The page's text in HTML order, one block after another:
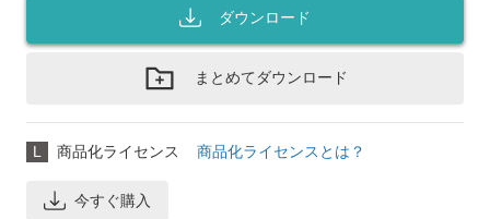
ダウンロード
まとめてダウンロード
L 商品化ライセンス 商品化ライセンスとは？
今すぐ購入